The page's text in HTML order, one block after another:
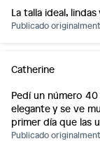
La talla ideal,
Publicado
Catherine
Pedí un número
elegante y se ve
primer día que las
Publicado